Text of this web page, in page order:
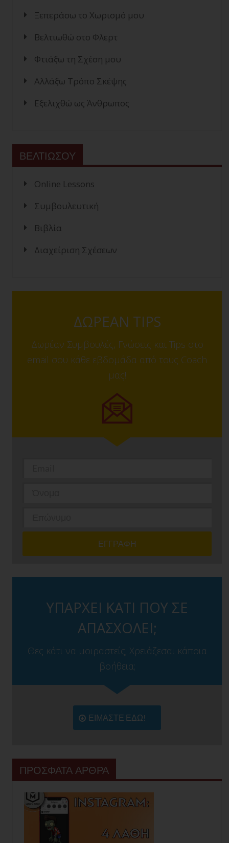
Ξεπεράσω το Χωρισμό μου
Βελτιωθώ στο Φλερτ
Φτιάξω τη Σχέση μου
Αλλάξω Τρόπο Σκέψης
Εξελιχθώ ως Άνθρωπος
ΒΕΛΤΙΩΣΟΥ
Online Lessons
Συμβουλευτική
Βιβλία
Διαχείριση Σχέσεων
ΔΩΡΕΑΝ TIPS
Δωρέαν Συμβουλές, Γνώσεις και Tips στο
email σου κάθε εβδομάδα από τους Coach
μας!
ΥΠΑΡΧΕΙ ΚΑΤΙ ΠΟΥ ΣΕ
ΑΠΑΣΧΟΛΕΙ;
Θες κάτι να μοιραστείς; Χρειάζεσαι κάποια
βοήθεια;
ΕΙΜΑΣΤΕ ΕΔΩ!
ΠΡΟΣΦΑΤΑ ΑΡΘΡΑ